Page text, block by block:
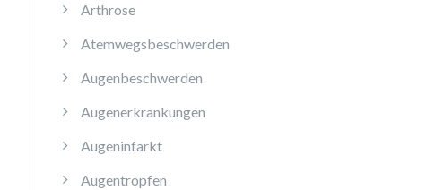
Arthrose
Atemwegsbeschwerden
Augenbeschwerden
Augenerkrankungen
Augeninfarkt
Augentropfen